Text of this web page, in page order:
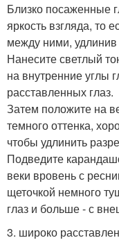
Близко посаженные
яркость взгляда, то
между ними, удлинив
Нанесите светлый
на внутренние углы
расставленных глаз.
Затем положите на
темного оттенка,
чтобы удлинить
Подведите
веки вровень с
щеточкой немного
глаз и больше - с
3. широко